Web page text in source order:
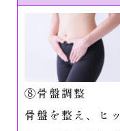
⑧骨盤調整
骨盤を整え、ヒ